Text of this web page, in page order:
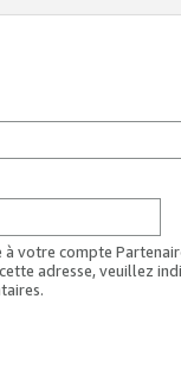
à votre compte
adresse, veuillez